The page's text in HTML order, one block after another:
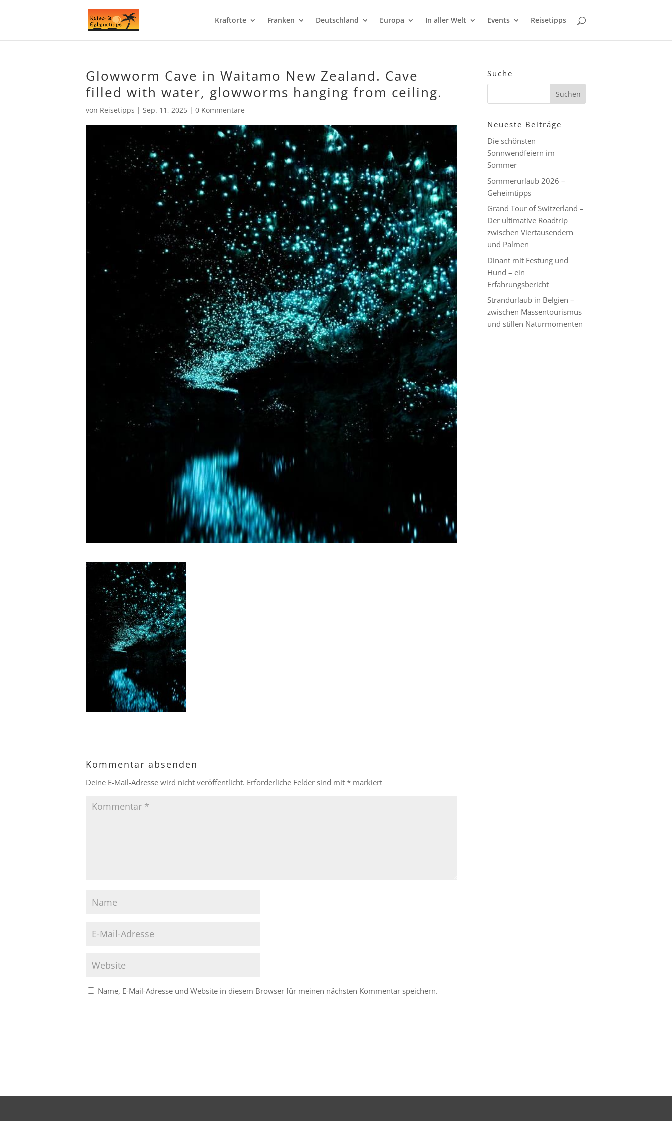
Kraftorte Franken Deutschland Europa In aller Welt Events Reisetipps
Glowworm Cave in Waitamo New Zealand. Cave
filled with water, glowworms hanging from ceiling.
von Reisetipps | Sep. 11, 2025| 0 Kommentare
Kommentar absenden
Deine E-Mail-Adresse wird nicht veröffentlicht. Erforderliche Felder sind mit *markiert
Name, E-Mail-Adresse und Website in diesem Browser für meinen nächsten Kommentar speichern.
Suche
Neueste Beiträge
Die schönsten
Sonnwendfeiern im
Sommer
Sommerurlaub 2026 –
Geheimtipps
Grand Tour of Switzerland –
Der ultimative Roadtrip
zwischen Viertausendern
und Palmen
Dinant mit Festung und
Hund – ein
Erfahrungsbericht
Strandurlaub in Belgien –
zwischen Massentourismus
und stillen Naturmomenten